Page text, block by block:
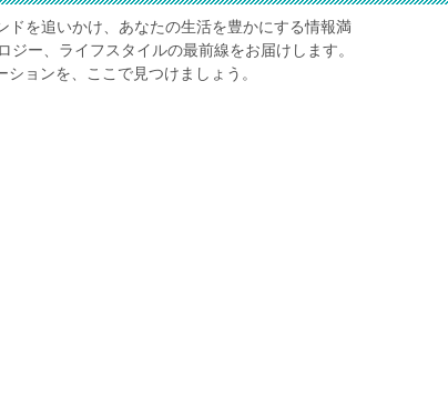
ドを追いかけ、あなたの生活を豊かにする情報満
ー、ライフスタイルの最前線をお届けします。
ョンを、ここで見つけましょう。